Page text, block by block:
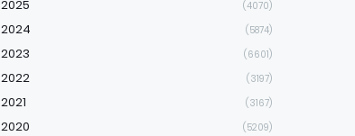
2025 (4070)
2024 (5874)
2023 (6601)
2022 (3197)
2021 (3167)
2020 (5209)